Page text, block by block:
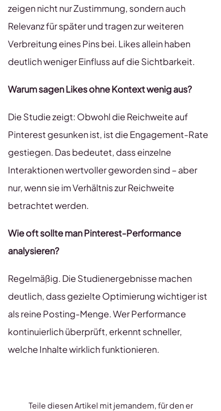
zeigen nicht nur Zustimmung, sondern auch
Relevanz für später und tragen zur weiteren
Verbreitung eines Pins bei. Likes allein haben
deutlich weniger Einfluss auf die Sichtbarkeit.
Warum sagen Likes ohne Kontext wenig aus?
Die Studie zeigt: Obwohl die Reichweite auf
Pinterest gesunken ist, ist die Engagement-Rate
gestiegen. Das bedeutet, dass einzelne
Interaktionen wertvoller geworden sind – aber
nur, wenn sie im Verhältnis zur Reichweite
betrachtet werden.
Wie oft sollte man Pinterest-Performance
analysieren?
Regelmäßig. Die Studienergebnisse machen
deutlich, dass gezielte Optimierung wichtiger ist
als reine Posting-Menge. Wer Performance
kontinuierlich überprüft, erkennt schneller,
welche Inhalte wirklich funktionieren.
Teile diesen Artikel mit jemandem, für den er